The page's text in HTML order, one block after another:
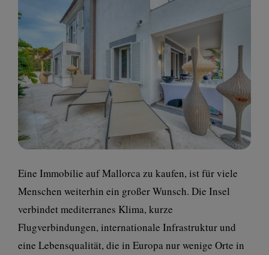
Eine Immobilie auf Mallorca zu kaufen, ist für viele
Menschen weiterhin ein großer Wunsch. Die Insel
verbindet mediterranes Klima, kurze
Flugverbindungen, internationale Infrastruktur und
eine Lebensqualität, die in Europa nur wenige Orte in